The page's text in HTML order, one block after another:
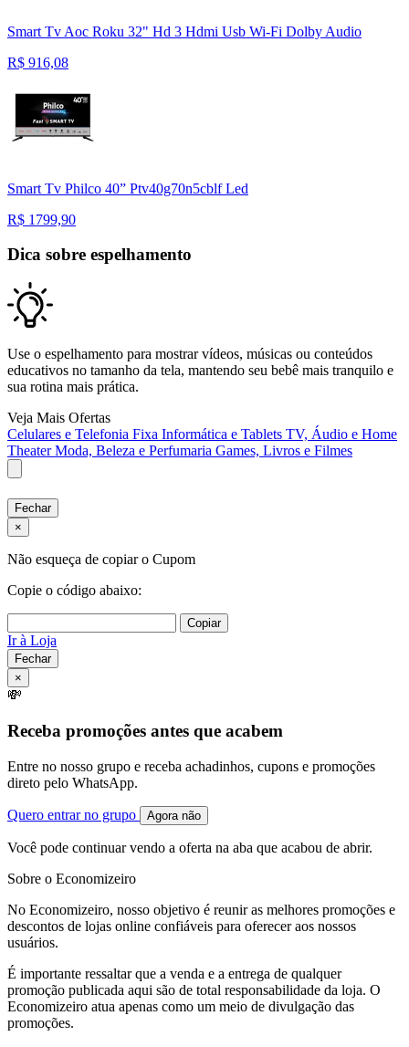
Smart Tv Aoc Roku 32" Hd 3 Hdmi Usb Wi-Fi Dolby Audio
R$ 916,08
Smart Tv Philco 40” Ptv40g70n5cblf Led
R$ 1799,90
Dica sobre espelhamento
Use o espelhamento para mostrar vídeos, músicas ou conteúdos
educativos no tamanho da tela, mantendo seu bebê mais tranquilo e
sua rotina mais prática.
Veja Mais Ofertas
Celulares e Telefonia Fixa Informática e Tablets TV, Áudio e Home
TheaterModa, Beleza e Perfumaria Games, Livros e Filmes
Fechar
×
Não esqueça de copiar o Cupom
Copie o código abaixo:
Copiar
Ir à Loja
Fechar
×
💸
Receba promoções antes que acabem
Entre no nosso grupo e receba achadinhos, cupons e promoções
direto pelo WhatsApp.
Quero entrar no grupo Agora não
Você pode continuar vendo a oferta na aba que acabou de abrir.
Sobre o Economizeiro
No Economizeiro, nosso objetivo é reunir as melhores promoções e
descontos de lojas online confiáveis para oferecer aos nossos
usuários.
É importante ressaltar que a venda e a entrega de qualquer
promoção publicada aqui são de total responsabilidade da loja. O
Economizeiro atua apenas como um meio de divulgação das
promoções.